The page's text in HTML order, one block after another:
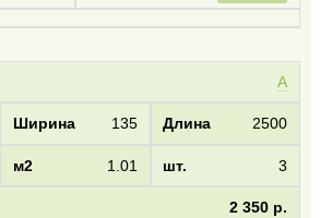
А
135 2500
1.01 3
2 350 р.